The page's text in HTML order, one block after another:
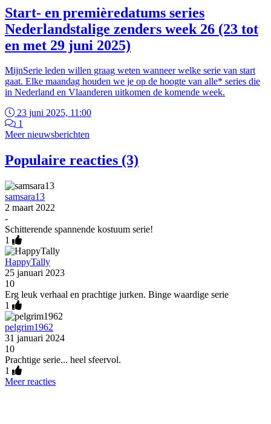
Start- en premièredatums series
Nederlandstalige zenders week 26 (23 tot
en met 29 juni 2025)
MijnSerie leden willen graag weten wanneer welke serie van start
gaat. Elke maandag houden we je op de hoogte van alle* series die
in Nederland en Vlaanderen uitkomen de komende week.
23 juni 2025, 11:00
1
Meer nieuwsberichten
Populaire reacties (3)
samsara13
2 maart 2022
-
Schitterende spannende kostuum serie!
1
HappyTally
25 januari 2023
10
Erg leuk verhaal en prachtige jurken. Binge waardige serie
1
pelgrim1962
31 januari 2024
10
Prachtige serie... heel sfeervol.
1
Meer reacties